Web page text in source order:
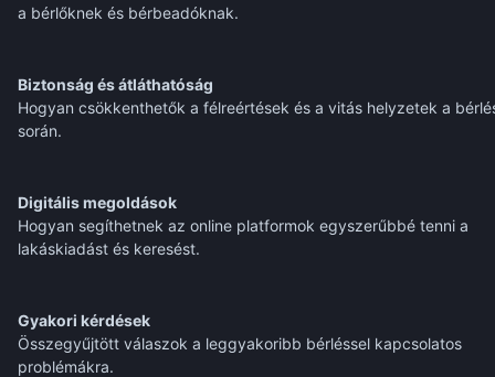
a bérlőknek és bérbeadóknak.
Biztonság és átláthatóság
Hogyan csökkenthetők a félreértések és a vitás helyzetek a
során.
Digitális megoldások
Hogyan segíthetnek az online platformok egyszerűbbé tenni a
lakáskiadást és keresést.
Gyakori kérdések
Összegyűjtött válaszok a leggyakoribb bérléssel kapcsolatos
problémákra.